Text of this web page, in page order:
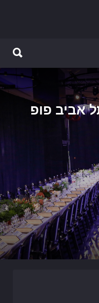
אביב פופ